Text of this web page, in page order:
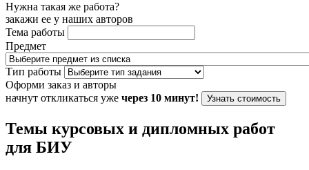
Нужна такая же работа?
закажи ее у наших авторов
Тема работы
Предмет
Тип работы
Оформи заказ и авторы
начнут откликаться уже через 10 минут! Узнать стоимость
Темы курсовых и дипломных работ
для БИУ